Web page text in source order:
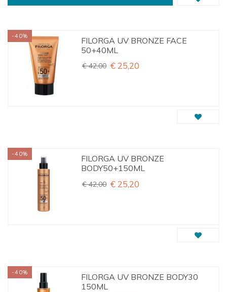
FILORGA UV BRONZE FACE
50+40ML
€ 42,00 € 25,20
-40%
FILORGA UV BRONZE
BODY50+150ML
€ 42,00 € 25,20
-40%
FILORGA UV BRONZE BODY30
150ML
-40%